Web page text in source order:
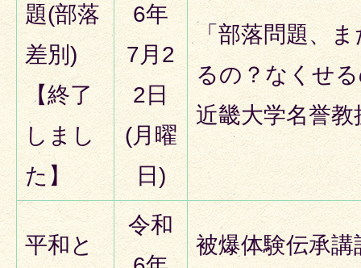
題(部落
差別)
【終了
しまし
た】
6年
7月2
2日
(月曜
日)
「部落問題、
るの？なくせ
近畿大学名誉
平和と
令和
被爆体験伝承講